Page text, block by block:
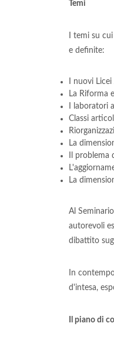
Temi
I temi su
e definite:
I nuovi
La Riforma
I laboratori
Classi
La
Il
La
Al
autorevoli
dibattito
In
d'intesa,
Il piano di